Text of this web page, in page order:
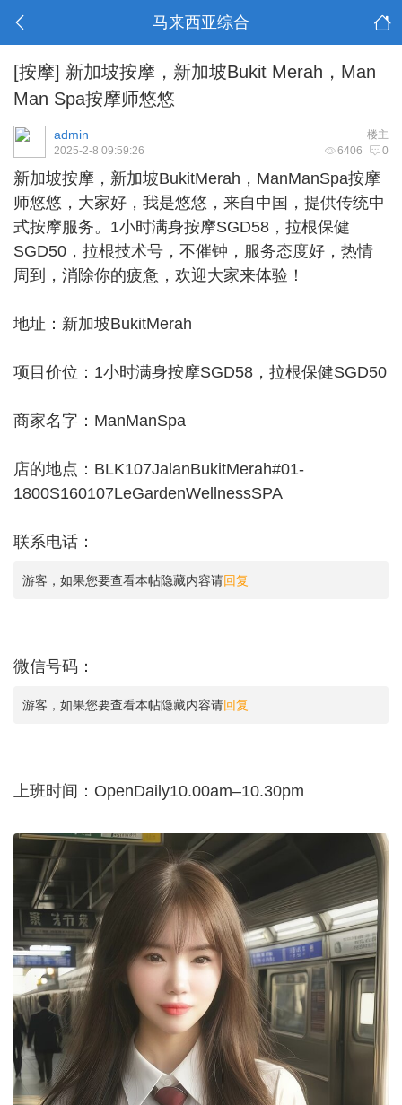
马来西亚综合
[按摩] 新加坡按摩，新加坡Bukit Merah，Man
Man Spa按摩师悠悠
楼主
admin
6406 0
2025-2-8 09:59:26
新加坡按摩 ，新加坡BukitMerah，ManManSpa按摩
师悠悠，大家好，我是悠悠，来自中国，提供传统中
式按摩服务。1小时满身按摩SGD58，拉根保健
SGD50，拉根技术号，不催钟，服务态度好，热情
周到，消除你的疲惫，欢迎大家来体验！
地址：新加坡BukitMerah
项目价位：1小时满身按摩SGD58，拉根保健SGD50
商家名字：ManManSpa
店的地点：BLK107JalanBukitMerah#01-
1800S160107LeGardenWellnessSPA
联系电话：
游客，如果您要查看本帖隐藏内容请回复
微信号码：
游客，如果您要查看本帖隐藏内容请回复
上班时间：OpenDaily10.00am–10.30pm